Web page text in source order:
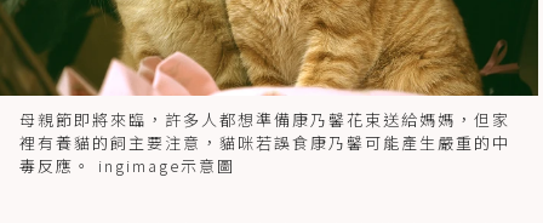
母親節即將來臨，許多人都想準備康乃馨花束送給媽媽，但家
裡有養貓的飼主要注意，貓咪若誤食康乃馨可能產生嚴重的中
毒反應。 ingimage示意圖